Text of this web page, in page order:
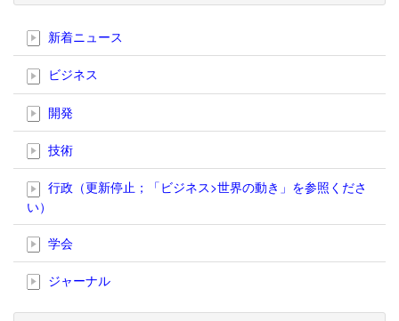
新着ニュース
ビジネス
開発
技術
行政（更新停止；「ビジネス>世界の動き」を参照くださ
い）
学会
ジャーナル